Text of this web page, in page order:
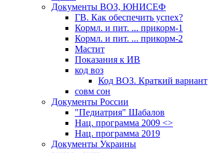
Документы ВОЗ, ЮНИСЕФ
ГВ. Как обеспечить успех?
Кормл. и пит. ... прикорм-1
Кормл. и пит. ... прикорм-2
Мастит
Показания к ИВ
код воз
Код ВОЗ. Краткий вариант
совм сон
Документы России
"Педиатрия" Шабалов
Нац. программа 2009 <>
Нац. программа 2019
Документы Украины